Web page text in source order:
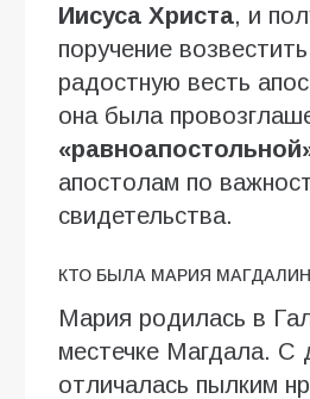
Иисуса Христа, и
поручение
радостную весть
она была
апостолам по
свидетельства.
КТО БЫЛА МАРИЯ
Мария родилась в
местечке Магдала. С
отличалась пылким